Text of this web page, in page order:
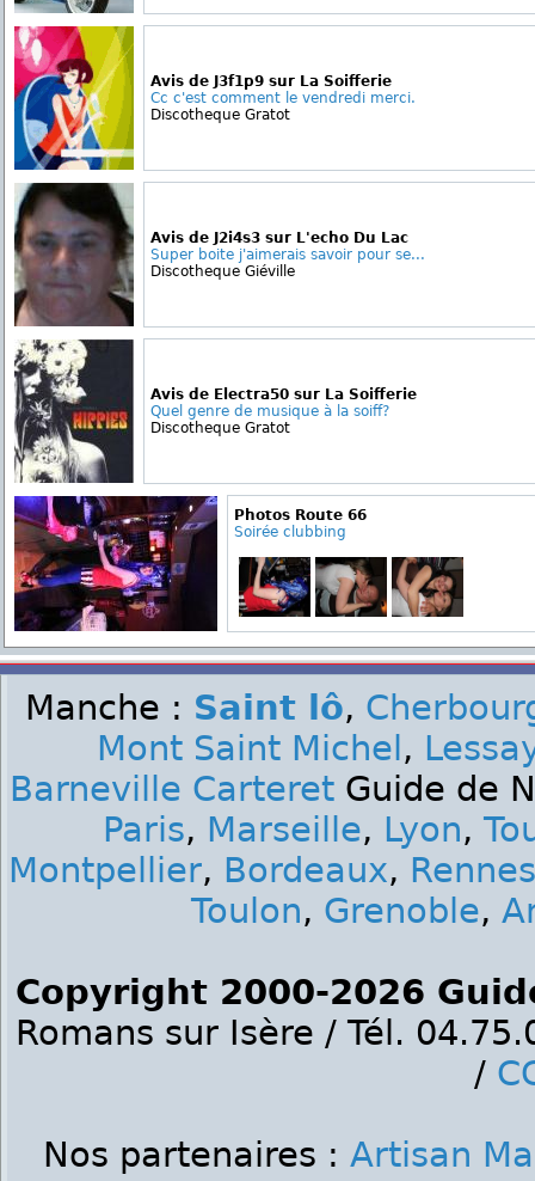
Avis de J3f1p9 sur La Soifferie
Cc c'est comment le vendredi merci.
Discotheque Gratot
Avis de J2i4s3 sur L'echo Du Lac
Super boite j'aimerais savoir pour se...
Discotheque Giéville
Avis de Electra50 sur La Soifferie
Quel genre de musique à la soiff?
Discotheque Gratot
Photos Route 66
Soirée clubbing
Manche : Saint lô,
Mont Saint Michel ,
Barneville CarteretGuide de
Paris, Marseille, Lyon,
Montpellier, Bordeaux, Rennes
Toulon, Grenoble,
Copyright 2000-2026
Romans sur Isère / Tél.
/
Nos partenaires : Artisan